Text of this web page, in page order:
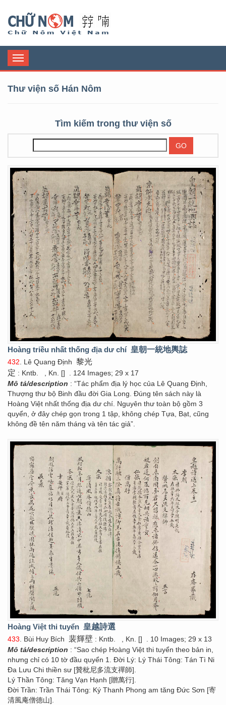
Toggle
navigation
Thư viện số Hán Nôm
Tìm kiếm trong thư viện số
Hoàng triều nhất thống địa dư chí 皇朝一統地輿誌
432. Lê Quang Định 黎光
定 : Kntb. , Kn. []
. 124 Images; 29 x 17
Mô tả/description : “Tác phẩm địa lý học của Lê Quang Định,
Thượng thư bộ Binh đầu đời Gia Long. Đúng tên sách này là
Hoàng Việt nhất thống địa dư chí. Nguyên thư toàn bộ gồm 3
quyển, ở đây chép gọn trong 1 tập, không chép Tựa, Bạt, cũng
không đề tên năm tháng và tên tác giả”.
Hoàng Việt thi tuyển 皇越詩選
433. Bùi Huy Bích 裴輝壁 : Kntb. , Kn. []
. 10 Images; 29 x 13
Mô tả/description : “Sao chép Hoàng Việt thi tuyển theo bản in,
nhưng chỉ có 10 tờ đầu quyển 1. Đời Lý: Lý Thái Tông: Tán Tì Ni
Đa Lưu Chi thiền sư [贊枇尼多流支禪師].
Lý Thần Tông: Tăng Vạn Hạnh [贈萬行].
Đời Trần: Trần Thái Tông: Ký Thanh Phong am tăng Đức Sơn [寄
清風庵僧德山].